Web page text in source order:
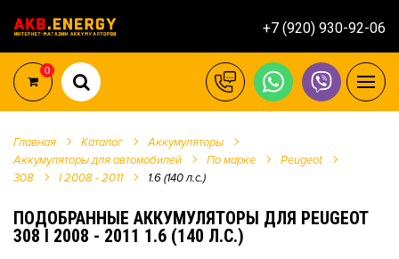
+7 (920) 930-92-06
0
Главная Каталог
Аккумуляторы
Аккумуляторы для автомобилей
По марке
Peugeot
308
I 2008 - 2011 1.6 (140 л.с.)
ПОДОБРАННЫЕ АККУМУЛЯТОРЫ ДЛЯ PEUGEOT
308 I 2008 - 2011 1.6 (140 Л.С.)